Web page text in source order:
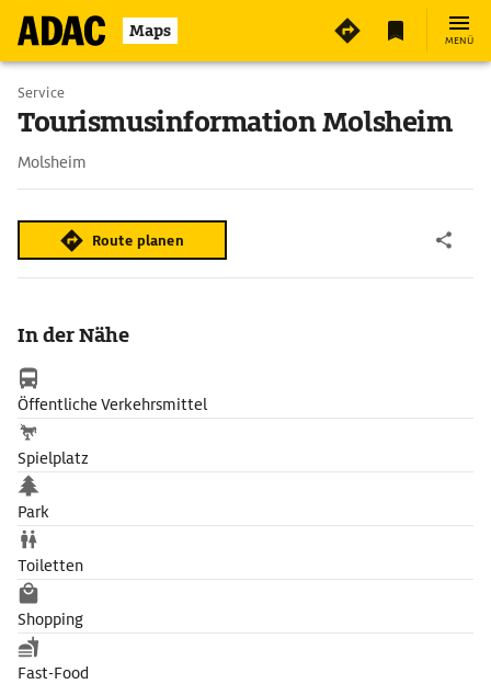
Maps MENÜ
Service
Tourismusinformation Molsheim
Molsheim
Route planen
In der Nähe
Öffentliche Verkehrsmittel
Spielplatz
Park
Toiletten
Shopping
Fast-Food